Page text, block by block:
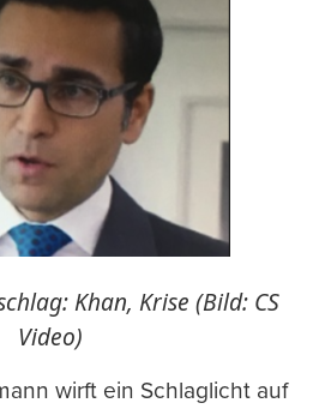
Khan, Krise (Bild: CS
Video)
wirft ein Schlaglicht auf